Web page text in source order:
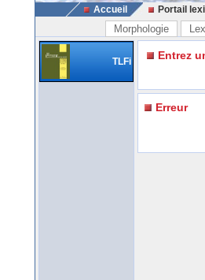
Accueil Portail
Morphologie
TLFi Entrez
Erreur